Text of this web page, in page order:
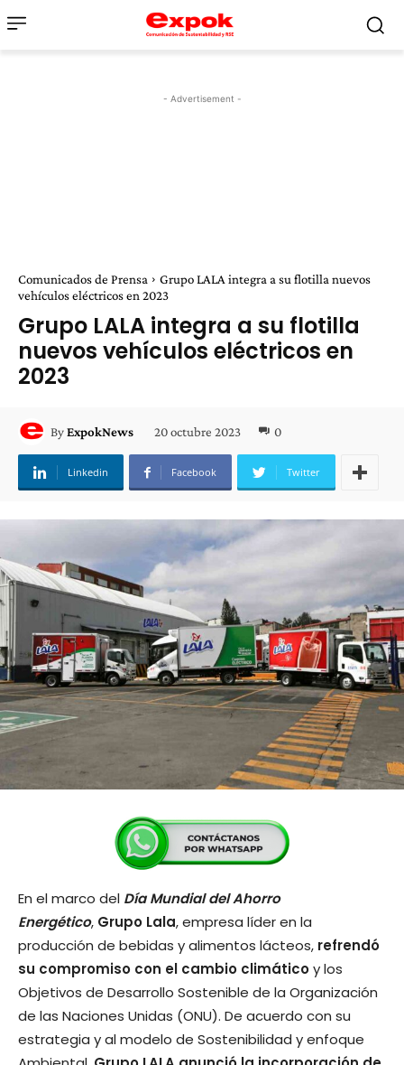
- Advertisement -
Comunicados de Prensa
Grupo LALA integra a su flotilla nuevos
vehículos eléctricos en 2023
Grupo LALA integra a su flotilla
nuevos vehículos eléctricos en
2023
ByExpokNews 20 octubre 2023 0
Linkedin Facebook Twitter
En el marco del Día Mundial del Ahorro
Energético, Grupo Lala, empresa líder en la
producción de bebidas y alimentos lácteos, refrendó
su compromiso con el cambio climáticoy los
Objetivos de Desarrollo Sostenible de la Organización
de las Naciones Unidas (ONU). De acuerdo con su
estrategia y al modelo de Sostenibilidad y enfoque